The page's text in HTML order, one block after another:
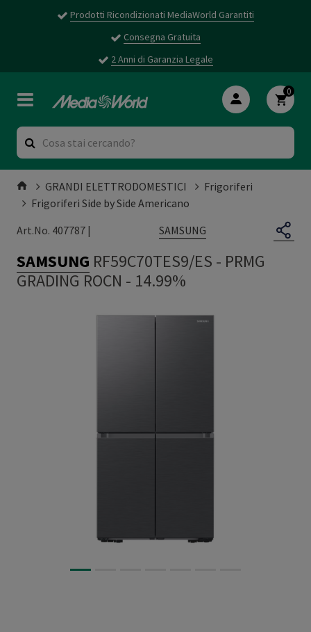
Prodotti Ricondizionati MediaWorld Garantiti
Consegna Gratuita
2 Anni di Garanzia Legale
0
GRANDI ELETTRODOMESTICI
Frigoriferi
Frigoriferi Side by Side Americano
Art.No. 407787 |
SAMSUNG
SAMSUNG RF59C70TES9/ES - PRMG
GRADING ROCN - 14.99%